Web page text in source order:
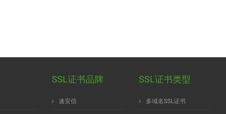
SSL证书品牌
速安信
SSL证书类型
多域名SSL证书